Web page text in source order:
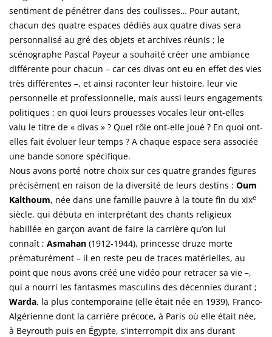
sentiment de pénétrer dans des coulisses… Pour autant,
chacun des quatre espaces dédiés aux quatre divas sera
personnalisé au gré des objets et archives réunis ; le
scénographe Pascal Payeur a souhaité créer une ambiance
différente pour chacun – car ces divas ont eu en effet des vies
très différentes –, et ainsi raconter leur histoire, leur vie
personnelle et professionnelle, mais aussi leurs engagements
politiques ; en quoi leurs prouesses vocales leur ont-elles
valu le titre de « divas » ? Quel rôle ont-elle joué ? En quoi ont-
elles fait évoluer leur temps ? A chaque espace sera associée
une bande sonore spécifique.
Nous avons porté notre choix sur ces quatre grandes figures
précisément en raison de la diversité de leurs destins : Oum
Kalthoum, née dans une famille pauvre à la toute fin du xixe
siècle, qui débuta en interprétant des chants religieux
habillée en garçon avant de faire la carrière qu’on lui
connaît ; Asmahan (1912-1944), princesse druze morte
prématurément – il en reste peu de traces matérielles, au
point que nous avons créé une vidéo pour retracer sa vie –,
qui a nourri les fantasmes masculins des décennies durant ;
Warda, la plus contemporaine (elle était née en 1939), Franco-
Algérienne dont la carrière précoce, à Paris où elle était née,
à Beyrouth puis en Égypte, s’interrompit dix ans durant